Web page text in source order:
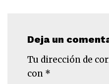
Deja un
Tu dirección de
con *